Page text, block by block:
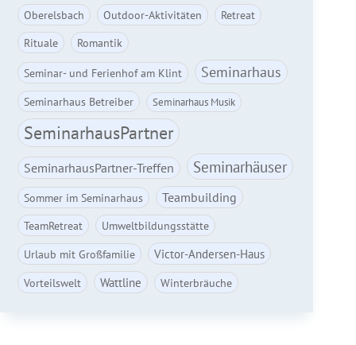
Oberelsbach
Outdoor-Aktivitäten
Retreat
Rituale
Romantik
Seminar- und Ferienhof am Klint
Seminarhaus
Seminarhaus Betreiber Seminarhaus Musik
SeminarhausPartner
SeminarhausPartner-Treffen Seminarhäuser
Sommer im Seminarhaus Teambuilding
TeamRetreat
Umweltbildungsstätte
Urlaub mit Großfamilie
Victor-Andersen-Haus
Vorteilswelt Wattline Winterbräuche